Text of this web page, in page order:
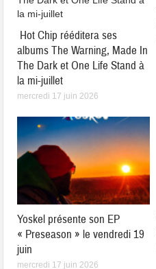
Hot Chip rééditera ses
albums The Warning, Made In
The Dark et One Life Stand à
la mi-juillet
mercredi 17 juin 2026
Yoskel présente son EP
« Preseason » le vendredi 19
juin
mercredi 17 juin 2026